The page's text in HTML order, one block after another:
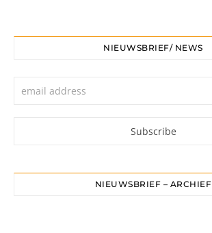
NIEUWSBRIEF/ NEWS
NIEUWSBRIEF – ARCHIEF